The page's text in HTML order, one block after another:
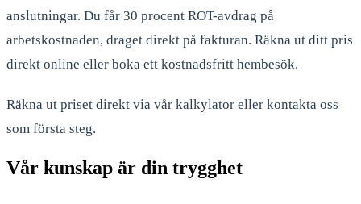
anslutningar. Du får 30 procent ROT-avdrag på
arbetskostnaden, draget direkt på fakturan. Räkna ut ditt pris
direkt online eller boka ett kostnadsfritt hembesök.
Räkna ut priset direkt via vår kalkylator eller kontakta oss
som första steg.
Vår kunskap är din trygghet